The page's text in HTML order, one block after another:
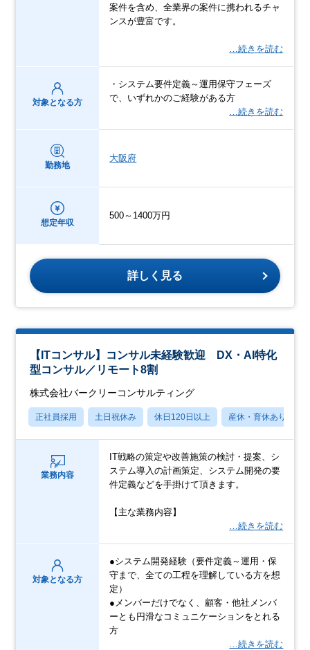
案件を含め、全業界の案件に携われるチャ
ンスが豊富です。
…続きを読む
対象となる方
・システム要件定義～運用保守フェーズ
で、いずれかのご経験がある方
…続きを読む
勤務地
大阪府
想定年収
500～1400万円
詳しく見る
【ITコンサル】コンサル未経験歓迎 DX・AI特化
型コンサル／リモート8割
株式会社バークリーコンサルティング
正社員採用 土日祝休み 休日120日以上 産休・育休あり
業務内容
IT戦略の策定や改善施策の検討・提案、シ
ステム導入の計画策定、システム開発の要
件定義などを手掛けて頂きます。
【主な業務内容】
…続きを読む
対象となる方
●システム開発経験（要件定義～運用・保
守まで、全ての工程を理解している方を想
定）
●メンバーだけでなく、顧客・他社メンバ
ーとも円滑なコミュニケーションをとれる
方
…続きを読む